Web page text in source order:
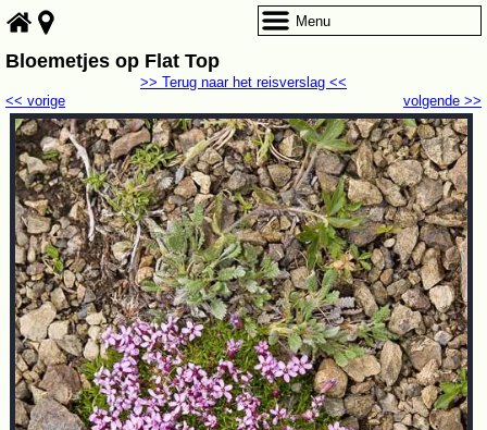
Bloemetjes op Flat Top
volgende >>
<< vorige
>> Terug naar het reisverslag <<
Menu